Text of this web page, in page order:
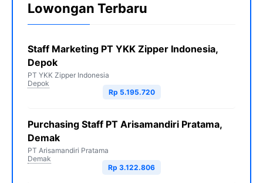
Lowongan Terbaru
Staff Marketing PT YKK Zipper Indonesia,
Depok
PT YKK Zipper Indonesia
Depok
Rp 5.195.720
Purchasing Staff PT Arisamandiri Pratama,
Demak
PT Arisamandiri Pratama
Demak
Rp 3.122.806